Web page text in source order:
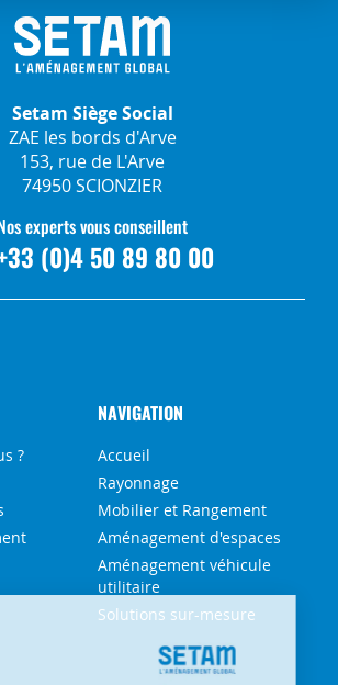
Setam Siège Social
ZAE les bords d'Arve
153, rue de L'Arve
74950 SCIONZIER
experts vous conseillent
(0)4 50 89 80 00
?
NAVIGATION
Accueil
Rayonnage
Mobilier et Rangement
Aménagement d'espaces
Aménagement véhicule
utilitaire
Solutions sur-mesure